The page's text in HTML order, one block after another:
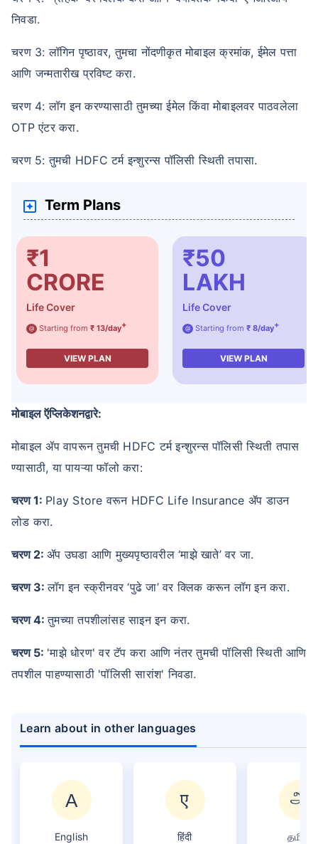
निवडा.
चरण 3: लॉगिन पृष्ठावर, तुमचा नोंदणीकृत मोबाइल क्रमांक, ईमेल पत्ता
आणि जन्मतारीख प्रविष्ट करा.
चरण 4: लॉग इन करण्यासाठी तुमच्या ईमेल किंवा मोबाइलवर पाठवलेला
OTP एंटर करा.
चरण 5: तुमची HDFC टर्म इन्शुरन्स पॉलिसी स्थिती तपासा.
Term Plans
₹1
CRORE
Life Cover
@ Starting from ₹ 13/day+
VIEW PLAN
₹50
LAKH
Life Cover
@ Starting from ₹ 8/day+
VIEW PLAN
मोबाइल ऍप्लिकेशनद्वारे:
मोबाइल ॲप वापरून तुमची HDFC टर्म इन्शुरन्स पॉलिसी स्थिती तपास
ण्यासाठी, या पायऱ्या फॉलो करा:
चरण 1: Play Store वरून HDFC Life Insurance ॲप डाउन
लोड करा.
चरण 2: ॲप उघडा आणि मुख्यपृष्ठावरील ‘माझे खाते’ वर जा.
चरण 3:लॉग इन स्क्रीनवर ‘पुढे जा’ वर क्लिक करून लॉग इन करा.
चरण 4:तुमच्या तपशीलांसह साइन इन करा.
चरण 5: 'माझे धोरण' वर टॅप करा आणि नंतर तुमची पॉलिसी स्थिती आणि
तपशील पाहण्यासाठी 'पॉलिसी सारांश' निवडा.
Learn about in other languages
English हिंदी தமிழ்